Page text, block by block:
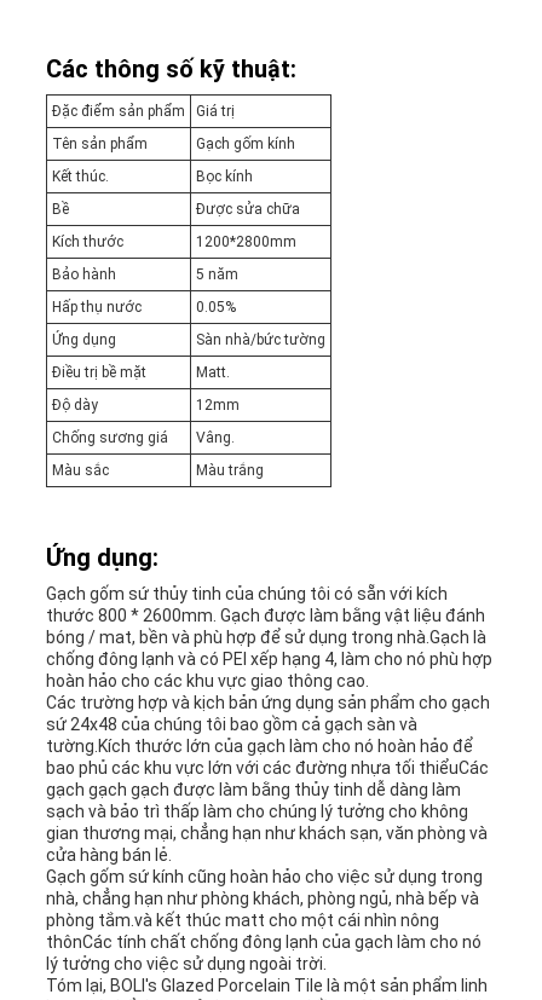
Các thông số kỹ thuật:
Đặc điểm sản phẩm
Giá trị
Tên sản phẩm
Gạch gốm kính
Kết thúc.
Bọc kính
Bề
Được sửa chữa
Kích thước
1200*2800mm
Bảo hành
5 năm
Hấp thụ nước
0.05%
Ứng dụng
Sàn nhà/bức tường
Điều trị bề mặt
Matt.
Độ dày
12mm
Chống sương giá
Vâng.
Màu sắc
Màu trắng
Ứng dụng:
Gạch gốm sứ thủy tinh của chúng tôi có sẵn với kích
thước 800 * 2600mm. Gạch được làm bằng vật liệu đánh
bóng / mat, bền và phù hợp để sử dụng trong nhà.Gạch là
chống đông lạnh và có PEI xếp hạng 4, làm cho nó phù hợp
hoàn hảo cho các khu vực giao thông cao.
Các trường hợp và kịch bản ứng dụng sản phẩm cho gạch
sứ 24x48 của chúng tôi bao gồm cả gạch sàn và
tường.Kích thước lớn của gạch làm cho nó hoàn hảo để
bao phủ các khu vực lớn với các đường nhựa tối thiểuCác
gạch gạch gạch được làm bằng thủy tinh dễ dàng làm
sạch và bảo trì thấp làm cho chúng lý tưởng cho không
gian thương mại, chẳng hạn như khách sạn, văn phòng và
cửa hàng bán lẻ.
Gạch gốm sứ kính cũng hoàn hảo cho việc sử dụng trong
nhà, chẳng hạn như phòng khách, phòng ngủ, nhà bếp và
phòng tắm.và kết thúc matt cho một cái nhìn nông
thônCác tính chất chống đông lạnh của gạch làm cho nó
lý tưởng cho việc sử dụng ngoài trời.
Tóm lại, BOLI's Glazed Porcelain Tile là một sản phẩm linh